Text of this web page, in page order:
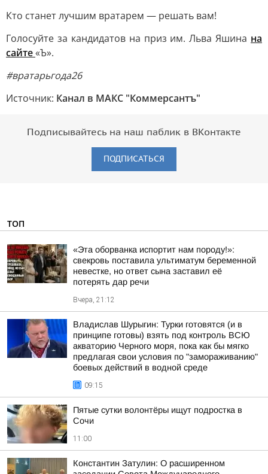
Кто станет лучшим вратарем — решать вам!
Голосуйте за кандидатов на приз им. Льва Яшина на
сайте«Ъ».
#вратарьгода26
Источник: Канал в МАКС "Коммерсантъ"
Подписывайтесь на наш паблик в ВКонтакте
ПОДПИСАТЬСЯ
ТОП
«Эта оборванка испортит нам породу!»:
свекровь поставила ультиматум беременной
невестке, но ответ сына заставил её
потерять дар речи
Вчера, 21:12
Владислав Шурыгин: Турки готовятся (и в
принципе готовы) взять под контроль ВСЮ
акваторию Черного моря, пока как бы мягко
предлагая свои условия по "замораживанию"
боевых действий в водной среде
09:15
Пятые сутки волонтёры ищут подростка в
Сочи
11:00
Константин Затулин: О расширенном